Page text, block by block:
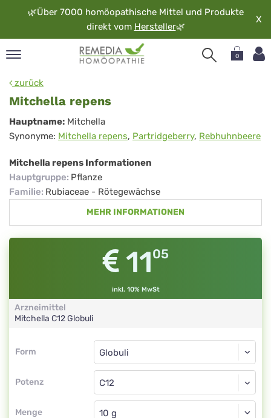
🌿Über 7000 homöopathische Mittel und Produkte
direkt vom Hersteller🌿
X
0
zurück
Mitchella repens
Mitchella
repens
Hauptname: Mitchella
Synonyme: Mitchella repens, Partridgeberry, Rebhuhnbeere
Mitchella repens Informationen
Hauptgruppe: Pflanze
Familie: Rubiaceae - Rötegewächse
MEHR INFORMATIONEN
1105
inkl. 10% MwSt
Arzneimittel
Mitchella C12Globuli
Form
Form
Potenz
Globuli
C12
Menge
Globuli